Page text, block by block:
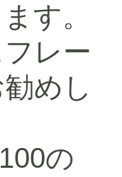
す。
フレー
めし
の